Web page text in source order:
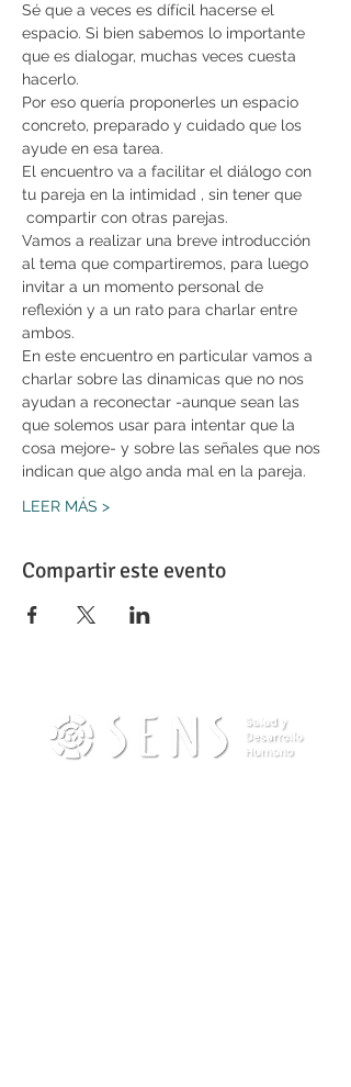
Sé que a veces es dífícil hacerse el
espacio. Si bien sabemos lo importante
que es dialogar, muchas veces cuesta
hacerlo.
Por eso quería proponerles un espacio
concreto, preparado y cuidado que los
ayude en esa tarea.
El encuentro va a facilitar el diálogo con
tu pareja en la intimidad , sin tener que
compartir con otras parejas.
Vamos a realizar una breve introducción
al tema que compartiremos, para luego
invitar a un momento personal de
reflexión y a un rato para charlar entre
ambos.
En este encuentro en particular vamos a
charlar sobre las dinamicas que no nos
ayudan a reconectar -aunque sean las
que solemos usar para intentar que la
cosa mejore- y sobre las señales que nos
indican que algo anda mal en la pareja.
LEER MÁS >
Compartir este evento